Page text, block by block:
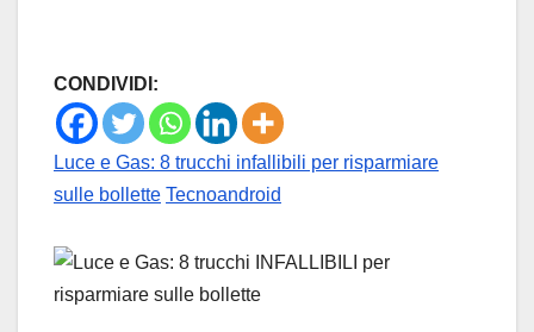
CONDIVIDI:
Luce e Gas: 8 trucchi infallibili per risparmiare
sulle bollette Tecnoandroid